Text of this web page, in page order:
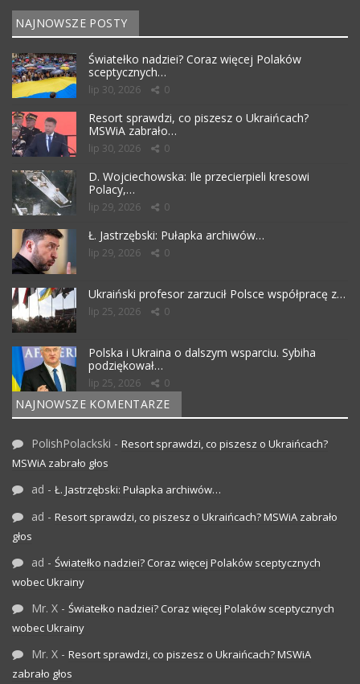
NAJNOWSZE POSTY
Światełko nadziei? Coraz więcej Polaków
sceptycznych…
lip 30, 2026 0
Resort sprawdzi, co piszesz o Ukraińcach?
MSWiA zabrało…
lip 30, 2026 0
D. Wojciechowska: Ile przecierpieli kresowi
Polacy,…
lip 29, 2026 0
Ł. Jastrzębski: Pułapka archiwów…
lip 29, 2026 0
Ukraiński profesor zarzucił Polsce współpracę z…
lip 25, 2026 0
Polska i Ukraina o dalszym wsparciu. Sybiha
podziękował…
lip 25, 2026 0
NAJNOWSZE KOMENTARZE
PolishPolackski - Resort sprawdzi, co piszesz o Ukraińcach?
MSWiA zabrało głos
ad - Ł. Jastrzębski: Pułapka archiwów…
ad - Resort sprawdzi, co piszesz o Ukraińcach? MSWiA zabrało
głos
ad - Światełko nadziei? Coraz więcej Polaków sceptycznych
wobec Ukrainy
Mr. X - Światełko nadziei? Coraz więcej Polaków sceptycznych
wobec Ukrainy
Mr. X - Resort sprawdzi, co piszesz o Ukraińcach? MSWiA
zabrało głos